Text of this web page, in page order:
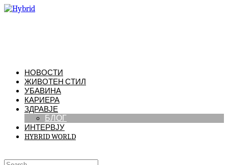
НОВОСТИ
ЖИВОТЕН СТИЛ
УБАВИНА
КАРИЕРА
ЗДРАВЈЕ
БЛОГ
ИНТЕРВЈУ
HYBRID WORLD